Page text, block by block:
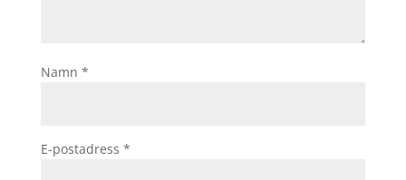
Namn *
E-postadress *